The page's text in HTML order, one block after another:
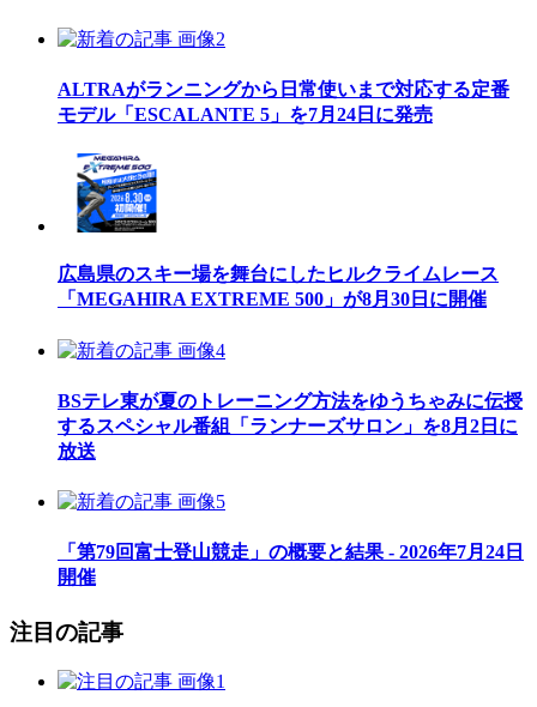
ALTRAがランニングから日常使いまで対応する定番
モデル「ESCALANTE 5」を7月24日に発売
広島県のスキー場を舞台にしたヒルクライムレース
「MEGAHIRA EXTREME 500」が8月30日に開催
BSテレ東が夏のトレーニング方法をゆうちゃみに伝授
するスペシャル番組「ランナーズサロン」を8月2日に
放送
「第79回富士登山競走」の概要と結果 - 2026年7月24日
開催
注目の記事